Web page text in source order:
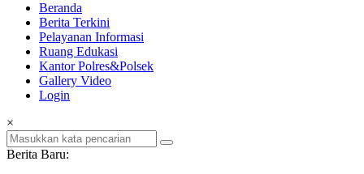
Beranda
Berita Terkini
Pelayanan Informasi
Ruang Edukasi
Kantor Polres&Polsek
Gallery Video
Login
×
Berita Baru: